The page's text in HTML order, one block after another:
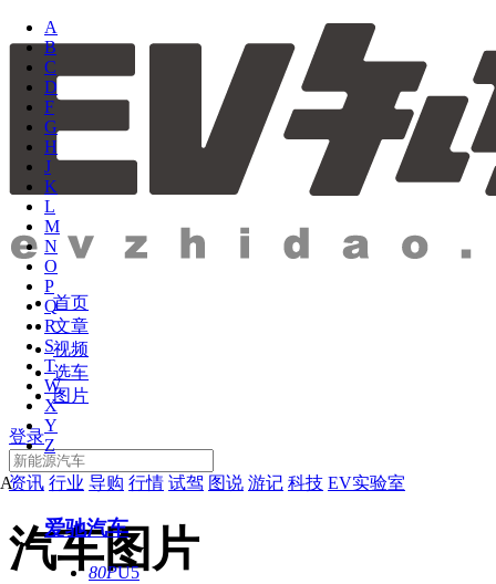
首页
文章
视频
选车
图片
登录
资讯 行业 导购 行情 试驾 图说 游记 科技 EV实验室
汽车图片
A
B
C
D
F
G
H
J
K
L
M
N
O
P
Q
R
S
T
W
X
Y
Z
A
爱驰汽车
80PU5